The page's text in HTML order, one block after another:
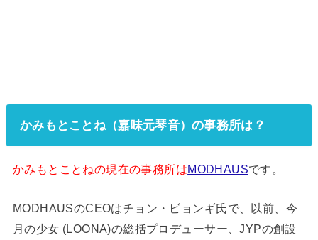
かみもとことね（嘉味元琴音）の事務所は？
かみもとことねの現在の事務所はMODHAUSです。
MODHAUSのCEOはチョン・ビョンギ氏で、以前、今
月の少女 (LOONA)の総括プロデューサー、JYPの創設